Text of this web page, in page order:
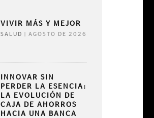
VIVIR MÁS Y MEJOR
SALUD AGOSTO DE 2026
INNOVAR SIN
PERDER LA ESENCIA:
LA EVOLUCIÓN DE
CAJA DE AHORROS
HACIA UNA BANCA